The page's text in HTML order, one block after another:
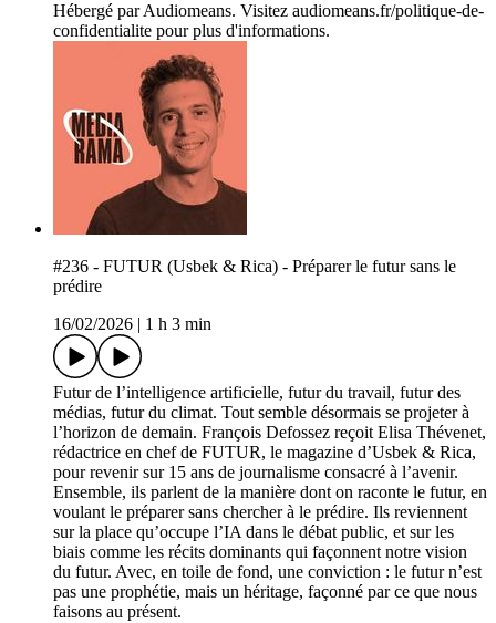
Hébergé par Audiomeans. Visitez audiomeans.fr/politique-de-
confidentialite pour plus d'informations.
#236 - FUTUR (Usbek & Rica) - Préparer le futur sans le
prédire
16/02/2026
1 h 3 min
Futur de l’intelligence artificielle, futur du travail, futur des
médias, futur du climat. Tout semble désormais se projeter à
l’horizon de demain. François Defossez reçoit Elisa Thévenet,
rédactrice en chef de FUTUR, le magazine d’Usbek & Rica,
pour revenir sur 15 ans de journalisme consacré à l’avenir.
Ensemble, ils parlent de la manière dont on raconte le futur, en
voulant le préparer sans chercher à le prédire. Ils reviennent
sur la place qu’occupe l’IA dans le débat public, et sur les
biais comme les récits dominants qui façonnent notre vision
du futur. Avec, en toile de fond, une conviction : le futur n’est
pas une prophétie, mais un héritage, façonné par ce que nous
faisons au présent.